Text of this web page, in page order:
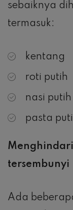
sebaiknya
termasuk:
kentang
roti putih
nasi putih
pasta
tersembunyi
Ada